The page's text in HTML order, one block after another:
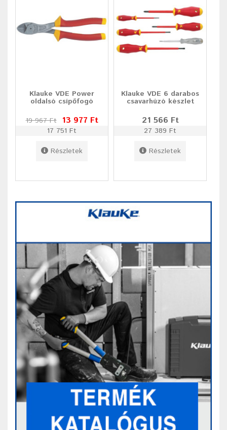
Klauke VDE Power
oldalsó csípőfogó
19 967 Ft 13 977 Ft
17 751 Ft
Részletek
Klauke VDE 6 darabos
csavarhúzó készlet
21 566 Ft
27 389 Ft
Részletek